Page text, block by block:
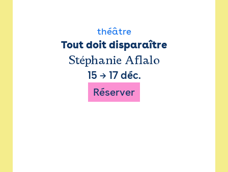
théâtre
Tout doit disparaître
Stéphanie Aflalo
15 → 17 déc.
Réserver